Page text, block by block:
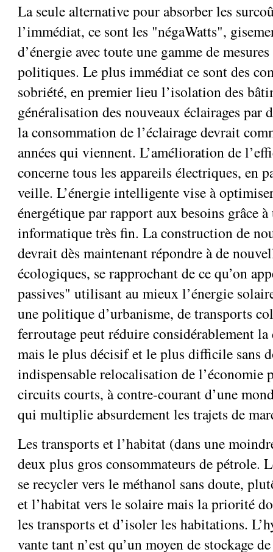
La seule alternative pour absorber les
l’immédiat, ce sont les "négaWatts",
d’énergie avec toute une gamme de
politiques. Le plus immédiat ce sont des
sobriété, en premier lieu l’isolation des
généralisation des nouveaux éclairages par
la consommation de l’éclairage devrait
années qui viennent. L’amélioration de
concerne tous les appareils électriques, en
veille. L’énergie intelligente vise à
énergétique par rapport aux besoins grâce
informatique très fin. La construction de
devrait dès maintenant répondre à de
écologiques, se rapprochant de ce qu’on
passives" utilisant au mieux l’énergie
une politique d’urbanisme, de transports
ferroutage peut réduire considérablement la
mais le plus décisif et le plus difficile sans
indispensable relocalisation de l’économie
circuits courts, à contre-courant d’une
qui multiplie absurdement les trajets de
Les transports et l’habitat (dans une
deux plus gros consommateurs de pétrole.
se recycler vers le méthanol sans doute,
et l’habitat vers le solaire mais la priorité
les transports et d’isoler les habitations.
vante tant n’est qu’un moyen de stockage